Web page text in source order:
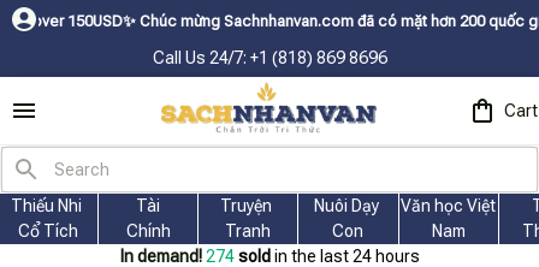
Chúc mừng Sachnhanvan.com đã có mặt hơn 200 quốc gia như Mỹ,
Call Us 24/7: +1 (818) 869 8696
Cart
Thiếu Nhi
Cổ Tích
Tài
Chính
Truyện
Tranh
Nuôi Dạy
Con
Văn học Việt
Nam
In demand! 274 sold in the last 24 hours